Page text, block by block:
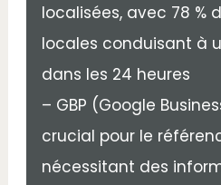
localisées, avec 78 %
locales conduisant à
dans les 24 heures
– GBP (Google
crucial pour le
nécessitant des